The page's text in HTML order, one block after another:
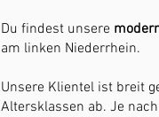
Du findest unsere
am linken Niederrhein.
Unsere Klientel ist breit
Altersklassen ab. Je